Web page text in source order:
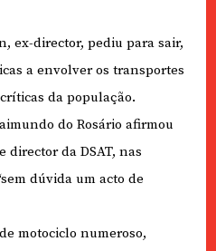
ex-director, pediu para sair,
a envolver os transportes
da população.
do Rosário afirmou
director da DSAT, nas
dúvida um acto de
motociclo numeroso,